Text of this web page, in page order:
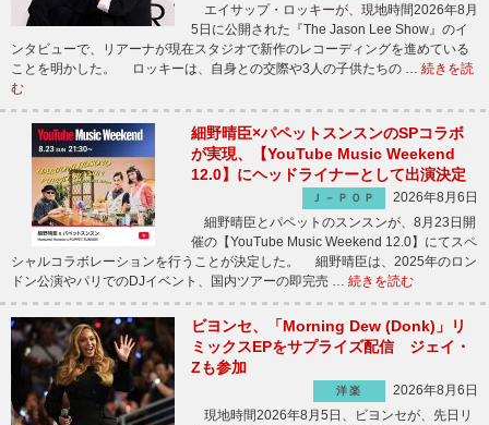
エイサップ・ロッキーが、現地時間2026年8月
5日に公開された『The Jason Lee Show』のイ
ンタビューで、リアーナが現在スタジオで新作のレコーディングを進めている
ことを明かした。 ロッキーは、自身との交際や3人の子供たちの … 続きを読
む
細野晴臣×パペットスンスンのSPコラボ
が実現、【YouTube Music Weekend
12.0】にヘッドライナーとして出演決定
Ｊ－ＰＯＰ
2026年8月6日
細野晴臣とパペットのスンスンが、8月23日開
催の【YouTube Music Weekend 12.0】にてスペ
シャルコラボレーションを行うことが決定した。 細野晴臣は、2025年のロン
ドン公演やパリでのDJイベント、国内ツアーの即完売 … 続きを読む
ビヨンセ、「Morning Dew (Donk)」リ
ミックスEPをサプライズ配信 ジェイ・
Zも参加
洋楽
2026年8月6日
現地時間2026年8月5日、ビヨンセが、先日リ